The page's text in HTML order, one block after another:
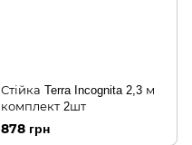
Стійка Terra Incognita 2,3 м
комплект 2шт
878 грн